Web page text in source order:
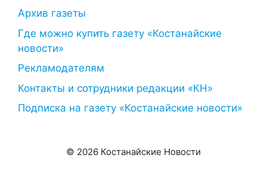
Архив газеты
Где можно купить газету «Костанайские
новости»
Рекламодателям
Контакты и сотрудники редакции «КН»
Подписка на газету «Костанайские новости»
© 2026 Костанайские Новости